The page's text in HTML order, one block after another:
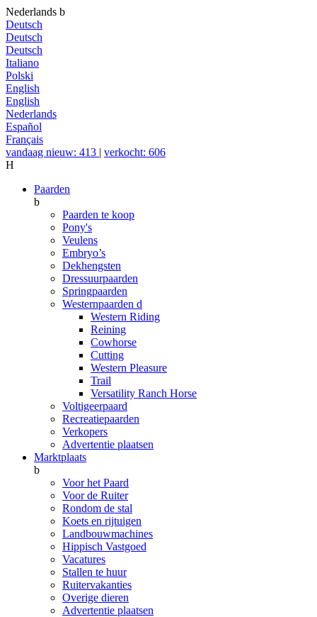
Nederlands b
Deutsch
Deutsch
Deutsch
Italiano
Polski
English
English
Nederlands
Español
Français
vandaag nieuw: 413 | verkocht: 606
H
Paarden
b
Paarden te koop
Pony's
Veulens
Embryo’s
Dekhengsten
Dressuurpaarden
Springpaarden
Westernpaarden d
Western Riding
Reining
Cowhorse
Cutting
Western Pleasure
Trail
Versatility Ranch Horse
Voltigeerpaard
Recreatiepaarden
Verkopers
Advertentie plaatsen
Marktplaats
b
Voor het Paard
Voor de Ruiter
Rondom de stal
Koets en rijtuigen
Landbouwmachines
Hippisch Vastgoed
Vacatures
Stallen te huur
Ruitervakanties
Overige dieren
Advertentie plaatsen